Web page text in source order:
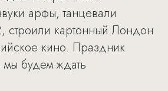
арфы, танцевали
строили картонный Лондон
кино. Праздник
мы будем ждать